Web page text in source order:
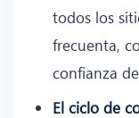
todos los
frecuenta,
confianza
El ciclo de